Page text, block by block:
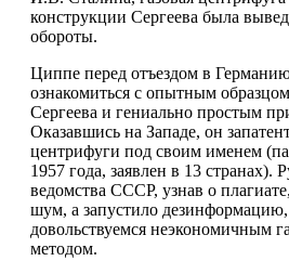
конструкции Сергеева была
обороты.
Циппе перед отъездом в
ознакомиться с опытным
Сергеева и гениально простым
Оказавшись на Западе, он
центрифуги под своим именем
1957 года, заявлен в 13 странах).
ведомства СССР, узнав о
шум, а запустило
довольствуемся неэкономичным
методом.